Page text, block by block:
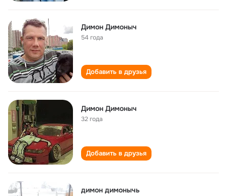
Димон Димоныч
54 года
Добавить в друзья
Димон Димоныч
32 года
Добавить в друзья
димон димонычь